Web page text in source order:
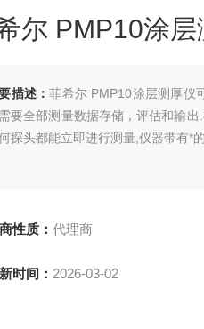
尔 PMP10涂层
描述：菲希尔 PMP10涂层测厚仪
要全部测量数据存储，评估和输
探头都能立即进行测量,仪器带有*
性质： 代理商
时间： 2026-03-02